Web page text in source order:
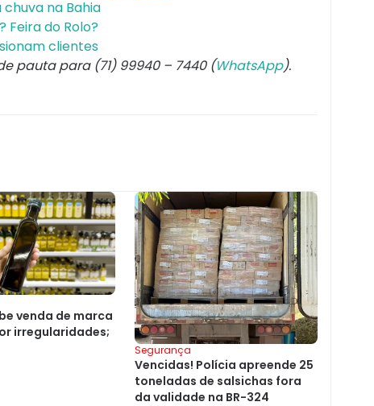
na Bahia
do Rolo?
clientes
pauta para (71) 99940 – 7440 (WhatsApp).
venda de marca
irregularidades;
Segurança
Vencidas! Polícia apreende 25
toneladas de salsichas fora
da validade na BR-324